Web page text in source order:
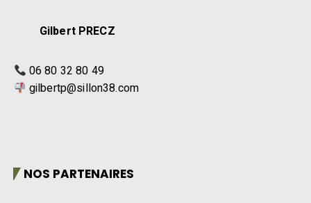
Gilbert PRECZ
06 80 32 80 49
gilbertp@sillon38.com
NOS PARTENAIRES